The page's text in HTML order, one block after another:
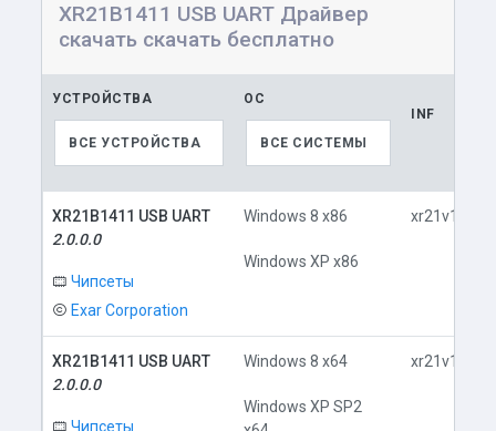
XR21B1411 USB UART Драйвер
скачать скачать бесплатно
УСТРОЙСТВА
ВСЕ УСТРОЙСТВА
ОС
ВСЕ СИСТЕМЫ
INF
XR21B1411 USB UART
2.0.0.0
Чипсеты
Exar Corporation
Windows 8 x86
Windows XP x86
XR21B1411 USB UART
2.0.0.0
Чипсеты
Windows 8 x64
Windows XP SP2